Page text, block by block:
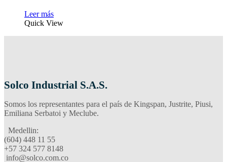
Leer más
Quick View
Solco Industrial S.A.S.
Somos los representantes para el país de Kingspan, Justrite, Piusi,
Emiliana Serbatoi y Meclube.
Medellin:
(604) 448 11 55
‪+57 324 577 8148
info@solco.com.co